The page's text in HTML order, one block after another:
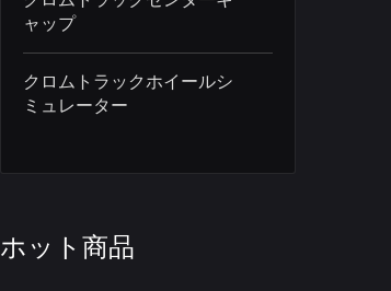
ャップ
クロムトラックホイールシ
ミュレーター
ホット商品